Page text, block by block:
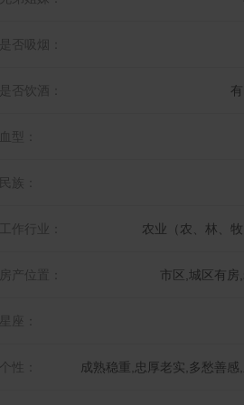
是否吸烟：
是否饮酒：
血型：
民族：
工作行业： 农业（农、林、牧
房产位置： 市区,城区有房
星座：
个性：